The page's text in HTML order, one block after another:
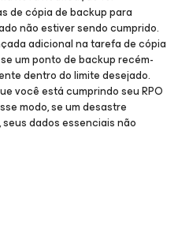
de cópia de backup para
não estiver sendo cumprido.
adicional na tarefa de cópia
um ponto de backup recém-
dentro do limite desejado.
você está cumprindo seu RPO
modo, se um desastre
dados essenciais não